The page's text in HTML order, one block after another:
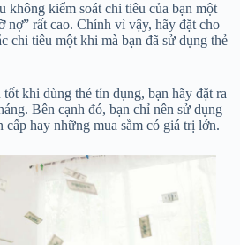
không kiểm soát chi tiêu của bạn một
nợ” rất cao. Chính vì vậy, hãy đặt cho
chi tiêu một khi mà bạn đã sử dụng thẻ
khi dùng thẻ tín dụng, bạn hãy đặt ra
Bên cạnh đó, bạn chỉ nên sử dụng
cấp hay những mua sắm có giá trị lớn.